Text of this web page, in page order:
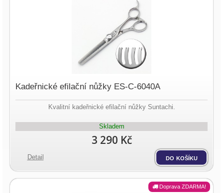
Kadeřnické efilační nůžky ES-C-6040A
Kvalitní kadeřnické efilační nůžky Suntachi.
Skladem
3 290 Kč
Detail do košíku
Doprava ZDARMA!